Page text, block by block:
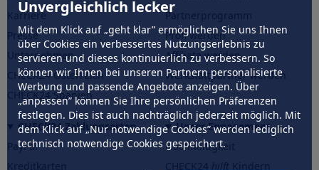
Unvergleichlich lecker
Mit dem Klick auf „geht klar” ermöglichen Sie uns Ihnen
über Cookies ein verbessertes Nutzungserlebnis zu
servieren und dieses kontinuierlich zu verbessern. So
können wir Ihnen bei unseren Partnern personalisierte
Werbung und passende Angebote anzeigen. Über
„anpassen” können Sie Ihre persönlichen Präferenzen
festlegen. Dies ist auch nachträglich jederzeit möglich. Mit
dem Klick auf „Nur notwendige Cookies” werden lediglich
technisch notwendige Cookies gespeichert.
Karriere
Presse
Unternehmen
CHECK24 Österreich
CHECK24 Spanien
Partnerprogramm
Profi werden
Affiliate werden
Werkstattpartner werden
CHECK24 Zahlungsarten
PayPal
Unser Engagement
Nachhaltigkeit